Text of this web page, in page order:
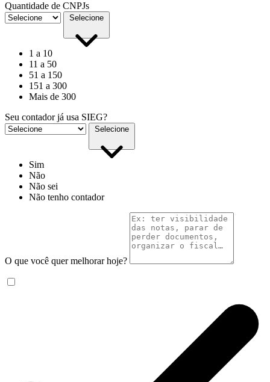
Quantidade de CNPJs
Selecione
1 a 10
11 a 50
51 a 150
151 a 300
Mais de 300
Seu contador já usa SIEG?
Selecione
Sim
Não
Não sei
Não tenho contador
O que você quer melhorar hoje?